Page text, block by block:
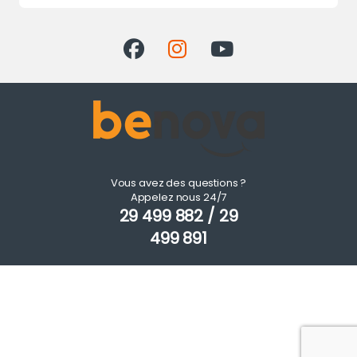
Vous avez des questions ?
Appelez nous 24/7
29 499 882 / 29
499 891